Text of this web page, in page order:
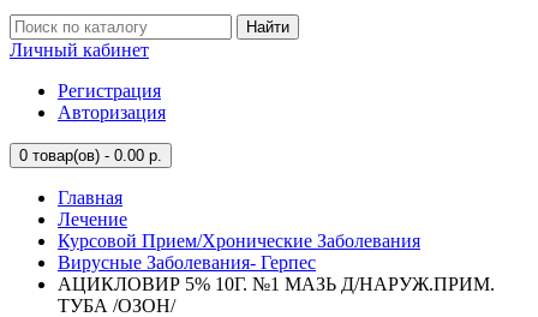
Найти
Личный кабинет
Регистрация
Авторизация
0 товар(ов) - 0.00 р.
Главная
Лечение
Курсовой Прием/Хронические Заболевания
Вирусные Заболевания- Герпес
АЦИКЛОВИР 5% 10Г. №1 МАЗЬ Д/НАРУЖ.ПРИМ.
ТУБА /ОЗОН/